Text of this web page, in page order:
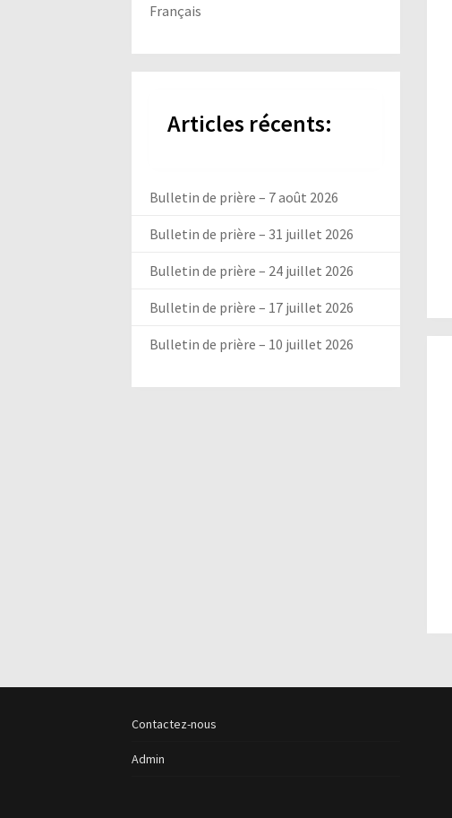
Français
Articles récents:
Bulletin de prière – 7 août 2026
Bulletin de prière – 31 juillet 2026
Bulletin de prière – 24 juillet 2026
Bulletin de prière – 17 juillet 2026
Bulletin de prière – 10 juillet 2026
Contactez-nous
Admin